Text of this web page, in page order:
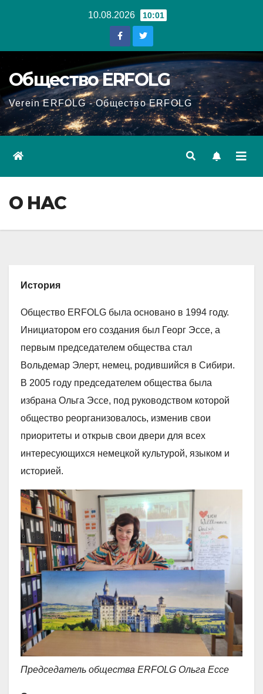
10.08.2026 10:01
Общество ERFOLG
Verein ERFOLG - Общество ERFOLG
О НАС
История
Общество ERFOLG была основано в 1994 году.
Инициатором его создания был Георг Эссе, а
первым председателем общества стал
Вольдемар Элерт, немец, родившийся в Сибири.
В 2005 году председателем общества была
избрана Ольга Эссе, под руководством которой
общество реорганизовалось, изменив свои
приоритеты и открыв свои двери для всех
интересующихся немецкой культурой, языком и
историей.
Председатель общества ERFOLG Ольга Ессе